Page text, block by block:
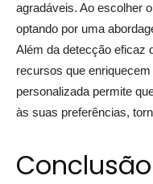
agradáveis. Ao escolher
optando por uma
Além da detecção eficaz
recursos que
personalizada permite
às suas preferências,
Conclusão